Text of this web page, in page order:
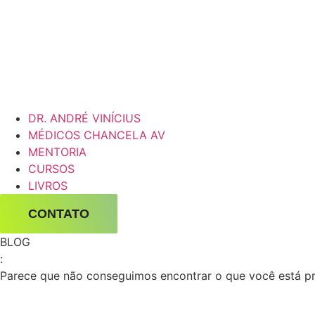
DR. ANDRÉ VINÍCIUS
MÉDICOS CHANCELA AV
MENTORIA
CURSOS
LIVROS
CONTATO
BLOG
:
Parece que não conseguimos encontrar o que você está